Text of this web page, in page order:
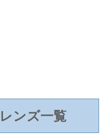
ンズ一覧